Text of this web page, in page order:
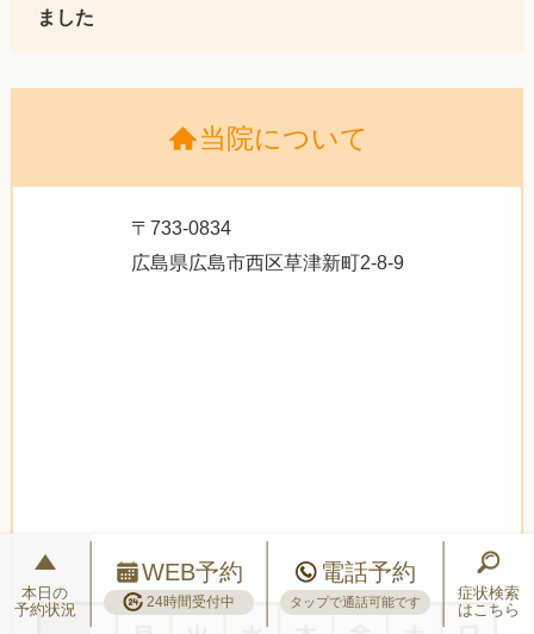
ました
当院について
〒733-0834
広島県広島市西区草津新町2-8-9
本日の
予約状況
WEB予約
24時間受付中
電話予約
タップで通話可能です
症状検索
はこちら